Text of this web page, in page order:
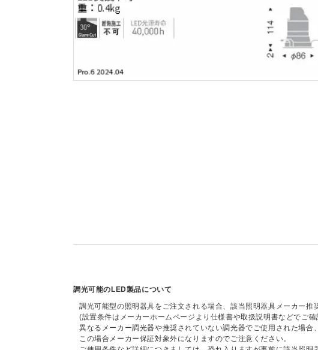
調光可能のLED製品について
調光可能型の照明器具をご注文される場合、該当照明器具メーカー推
(設置条件はメーカーホームページより仕様書や取扱説明書などでご
異なるメーカー調光器や推奨されていない調光器でご使用された場合
この場合メーカー保証対象外になりますのでご注意ください。